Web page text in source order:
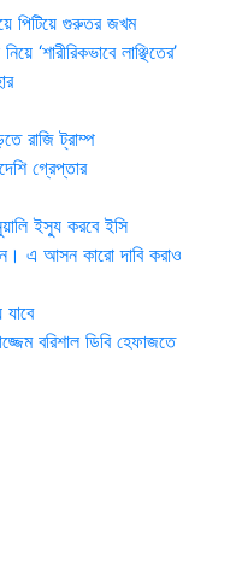
পিটিয়ে গুরুতর জখম
‘শারীরিকভাবে লাঞ্ছিতের’
রাজি ট্রাম্প
গ্রেপ্তার
ইস্যু করবে ইসি
এ আসন কারো দাবি করাও
বরিশাল ডিবি হেফাজতে